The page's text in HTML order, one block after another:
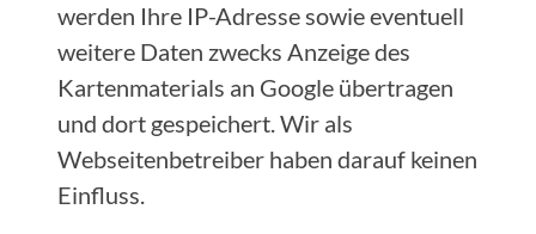
werden Ihre IP-Adresse sowie eventuell
weitere Daten zwecks Anzeige des
Kartenmaterials an Google übertragen
und dort gespeichert. Wir als
Webseitenbetreiber haben darauf keinen
Einfluss.